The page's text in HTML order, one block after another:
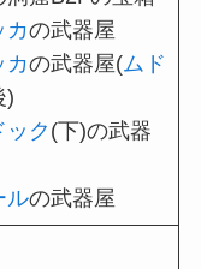
カの武器屋
カの武器屋(ムド
)
ック (下)の武器
ルの武器屋